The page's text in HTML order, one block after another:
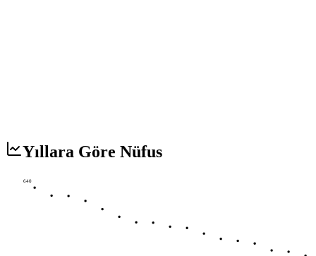
Yıllara Göre Nüfus
640